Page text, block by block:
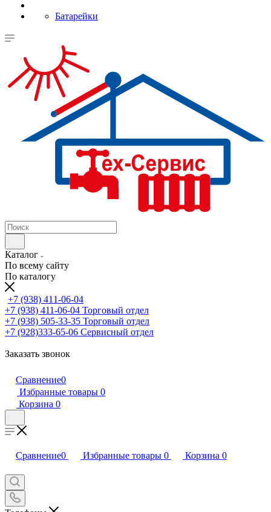
Батарейки
Каталог
По всему сайту
По каталогу
+7 (938) 411-06-04
+7 (938) 411-06-04 Торговый отдел
+7 (938) 505-33-35 Торговый отдел
+7 (928)333-65-06 Сервисный отдел
Заказать звонок
Сравнение0
Избранные товары 0
Корзина 0
Сравнение0 Избранные товары 0 Корзина 0